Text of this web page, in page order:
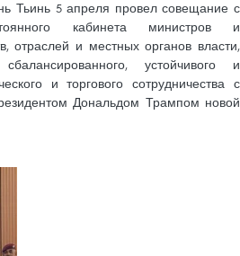
Тьинь 5 апреля провел совещание с
кабинета министров и
отраслей и местных органов власти,
устойчивого и
и торгового сотрудничества с
Дональдом Трампом новой